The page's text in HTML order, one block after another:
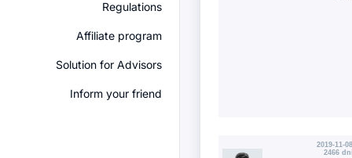
Regulations
Affiliate program
Solution for Advisors
Inform your friend
2019-11-
2466